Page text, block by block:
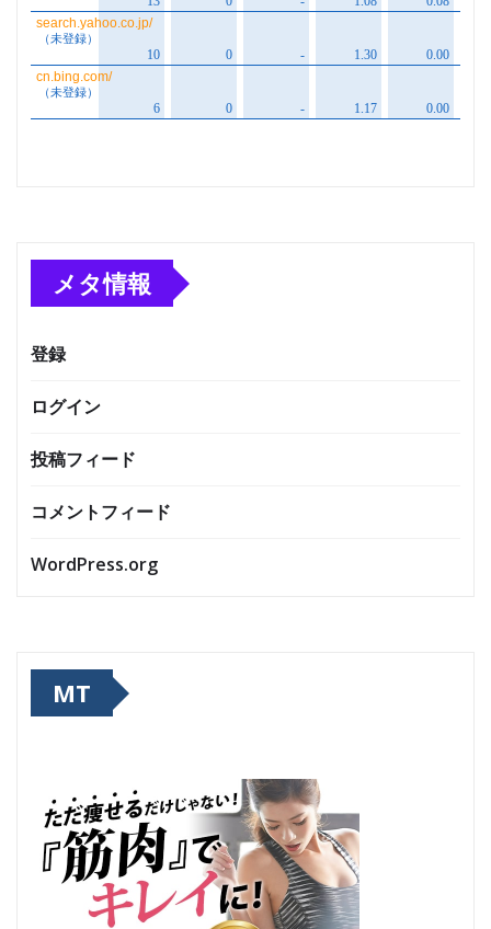
メタ情報
登録
ログイン
投稿フィード
コメントフィード
WordPress.org
MT